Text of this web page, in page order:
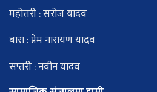
महोत्तरी : सरोज यादव
बारा : प्रेम नारायण यादव
सप्तरी : नवीन यादव